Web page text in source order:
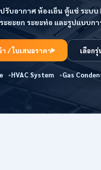
บอากาศ ห้องเย็น ตู้แช่ ระบ
ะยะยก ระยะท่อ และรูปแบบก
/ ใบเสนอราคา เลือก
HVAC System Gas